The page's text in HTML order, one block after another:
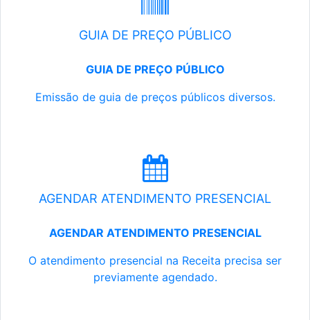
GUIA DE PREÇO PÚBLICO
GUIA DE PREÇO PÚBLICO
Emissão de guia de preços públicos diversos.
AGENDAR ATENDIMENTO PRESENCIAL
AGENDAR ATENDIMENTO PRESENCIAL
O atendimento presencial na Receita precisa ser
previamente agendado.